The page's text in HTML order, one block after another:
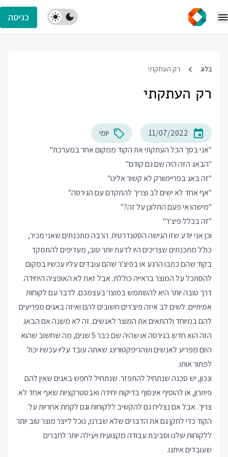
כניסה
בלוג רק העתקתי
רק העתקתי
11/07/2022
יומי
"אני בסך הכל העתקתי את הקוד ממקום אחר במערכת"
"הבאג הזה היה שם גם קודם"
"זה באג בפריימוורק לא קשור אלינו"
"אף אחד לא ישים לב וצריך להתקדם עם הגירסה"
"מישהו אי פעם התלונן על זה?"
"זה בכלל פיצ'ר"
וכן אני יודע שזו הגישה הסטנדרטית. הרבה מתכנתים שאני מכיר,
כולל מתכנתים שצריכים היו לדעת יותר טוב, מעדיפים להתמקד
בקוד שהם כתבו הרגע או בפיצ'ר שהם עובדים עליו עכשיו במקום
להסתכל על המוצר בראייה כוללת. אבל זאת לא האופציה היחידה.
דרך טובה יותר היא להשתמש במוצר בעצמכם. לדבר עם לקוחות
אמיתיים. לשים לב איזה פיצ'רים חשובים להם ואיזה באגים מפריעים
להם במיוחד ולהתאים את המוצר לאנשים. זה לא משנה אם הבאג
הזה הוא חדש בגירסה או שהיה שם כבר 5 שנים, מה שחשוב שהוא
היום מפריע לאנשים ושהריפקטורינג שאתה עובד עליו עכשיו יכול
לפתור אותו.
ונכון, יש סכנה שנתחיל להתפזר. שנתחיל לחפש באגים שאין להם
פיתרון, או להוסיף אינסוף בדיקות יחידה ואבסטרקציות שאף אחד לא
צריך. אבל אם נצליח גם להקשיב ללקוחות וגם לקחת אחריות על
הקוד כדי לתקן גם את הדברים שלא שברנו, נוכל לייצר מוצר טוב יותר
ללקוחות שלנו וסביבת עבודה מקצועית ויעילה יותר לחברים
שעובדים איתנו.